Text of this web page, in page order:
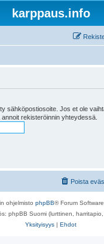
karppaus.info
sähköpostiosoite. Jos et ole
rekisteröinnin yhteydessä.
Poista
ohjelmisto phpBB® Forum
phpBB Suomi (lurttinen,
Yksityisyys | Ehdot